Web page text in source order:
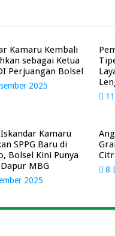
Kamaru Kembali
sebagai Ketua
Perjuangan Bolsel
2025
Kamaru
SPPG Baru di
Bolsel Kini Punya
MBG
2025
8